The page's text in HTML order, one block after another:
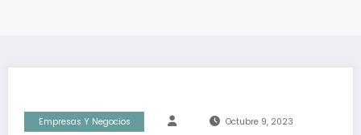
Empresas Y Negocios Octubre 9, 2023